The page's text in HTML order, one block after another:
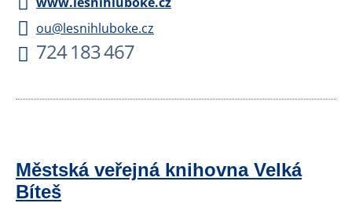
ou@lesnihluboke.cz
724 183 467
Městská veřejná knihovna Velká
Bíteš